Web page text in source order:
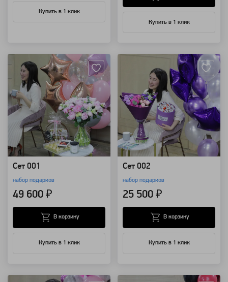
Купить в 1 клик
Купить в 1 клик
Сет 001
набор подарков
49 600 ₽
Купить в 1 клик
В корзину
Сет 002
набор подарков
25 500 ₽
Купить в 1 клик
В корзину